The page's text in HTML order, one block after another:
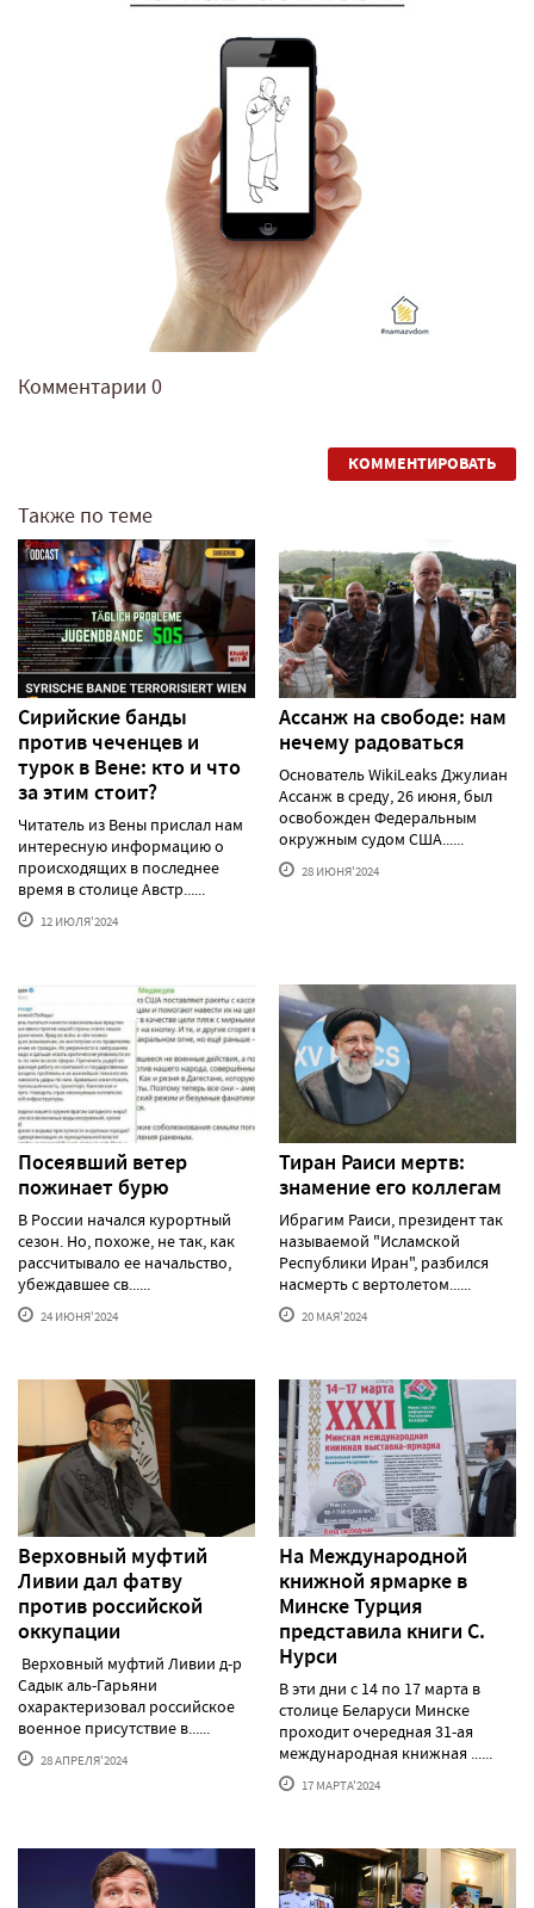
Комментарии 0
КОММЕНТИРОВАТЬ
Также по теме
Сирийские банды
против чеченцев и
турок в Вене: кто и что
за этим стоит?
Читатель из Вены прислал нам
интересную информацию о
происходящих в последнее
время в столице Австр......
12 ИЮЛЯ'2024
Ассанж на свободе: нам
нечему радоваться
Основатель WikiLeaks Джулиан
Ассанж в среду, 26 июня, был
освобожден Федеральным
окружным судом США......
28 ИЮНЯ'2024
Посеявший ветер
пожинает бурю
В России начался курортный
сезон. Но, похоже, не так, как
рассчитывало ее начальство,
убеждавшее св......
24 ИЮНЯ'2024
Тиран Раиси мертв:
знамение его коллегам
Ибрагим Раиси, президент так
называемой "Исламской
Республики Иран", разбился
насмерть с вертолетом......
20 МАЯ'2024
Верховный муфтий
Ливии дал фатву
против российской
оккупации
Верховный муфтий Ливии д-р
Садык аль-Гарьяни
охарактеризовал российское
военное присутствие в......
28 АПРЕЛЯ'2024
На Международной
книжной ярмарке в
Минске Турция
представила книги С.
Нурси
В эти дни с 14 по 17 марта в
столице Беларуси Минске
проходит очередная 31-ая
международная книжная ......
17 МАРТА'2024